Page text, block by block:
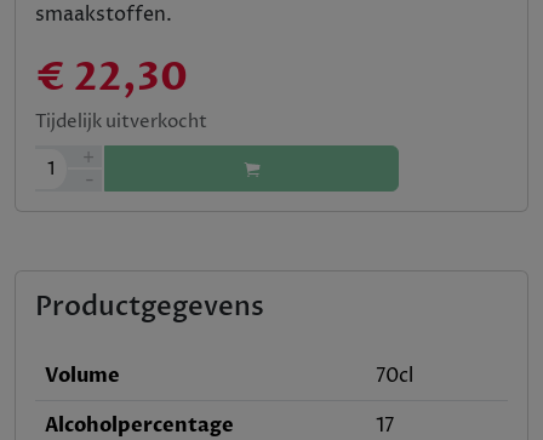
smaakstoffen.
€ 22,30
Tijdelijk uitverkocht
1
+
-
Productgegevens
Volume
70cl
Alcoholpercentage
17